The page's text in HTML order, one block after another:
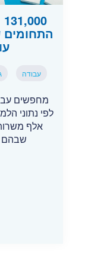
עבודה
מחפשים
אלף
שבהם